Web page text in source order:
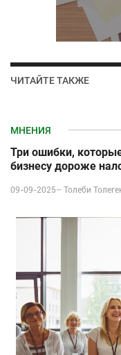
ЧИТАЙТЕ ТАКЖЕ
МНЕНИЯ
Три ошибки,
бизнесу дороже
09-09-2025– Толеби